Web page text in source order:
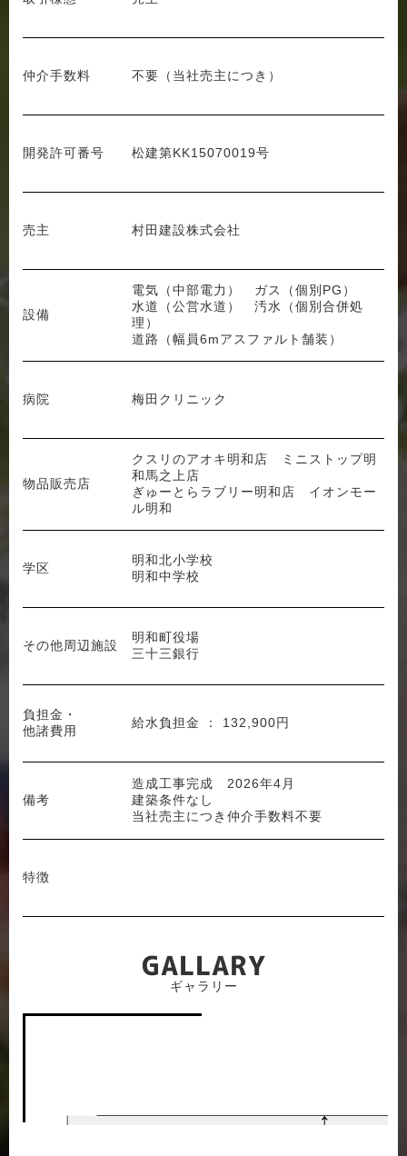
仲介手数料 不要（当社売主につき）
開発許可番号 松建第KK15070019号
売主 村田建設株式会社
設備
電気（中部電力） ガス（個別PG）
水道（公営水道） 汚水（個別合併処
理）
道路（幅員6mアスファルト舗装）
病院 梅田クリニック
物品販売店
クスリのアオキ明和店 ミニストップ明
和馬之上店
ぎゅーとらラブリー明和店 イオンモー
ル明和
学区
明和北小学校
明和中学校
その他周辺施設
明和町役場
三十三銀行
負担金・
他諸費用
給水負担金 ： 132,900円
備考
造成工事完成 2026年4月
建築条件なし
当社売主につき仲介手数料不要
特徴
GALLARY
ギャラリー